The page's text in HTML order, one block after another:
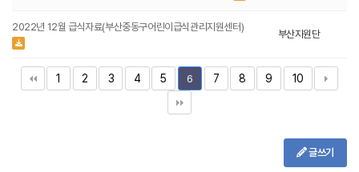
2022년 12월 급식자료(부산중동구어린이급식관리지원센터)
부산지원단
1 2 3 4 5 6 7 8 9 10
글쓰기